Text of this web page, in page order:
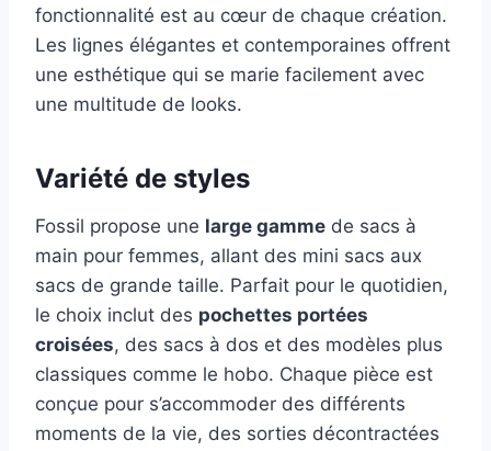
fonctionnalité est au cœur de chaque création.
Les lignes élégantes et contemporaines offrent
une esthétique qui se marie facilement avec
une multitude de looks.
Variété de styles
Fossil propose une large gamme de sacs à
main pour femmes, allant des mini sacs aux
sacs de grande taille. Parfait pour le quotidien,
le choix inclut des pochettes portées
croisées, des sacs à dos et des modèles plus
classiques comme le hobo. Chaque pièce est
conçue pour s’accommoder des différents
moments de la vie, des sorties décontractées